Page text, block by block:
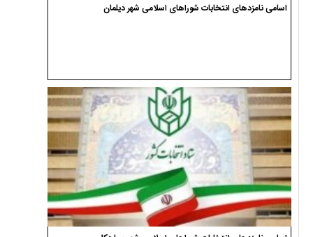
اسامی نامزدهای انتخابات شوراهای اسلامی شهر دیلمان